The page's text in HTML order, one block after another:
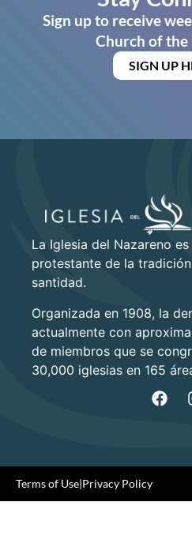
Sign up to receive
Church of the
SIGN UP
La Iglesia del Nazareno
protestante de la
santidad.
Organizada en 1908, la
actualmente con
de miembros que se
30,000 iglesias en 165
Terms of Use|Privacy Policy